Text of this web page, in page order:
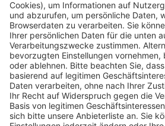
Pässe und Vereinswechsel
Trainerausbildung
Schulungsangebot Vereinsmitarbeiter
BFV-Geschäftsstellen
Trainerbörse
Login SpielPlus